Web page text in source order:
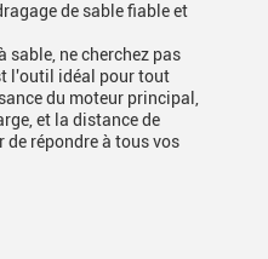
de sable fiable et
sable, ne cherchez pas
l'outil idéal pour tout
du moteur principal,
et la distance de
de répondre à tous vos